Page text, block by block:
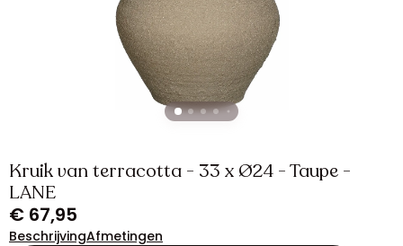
Kruik van terracotta - 33 x Ø24 - Taupe -
LANE
€ 67,95
BeschrijvingAfmetingen